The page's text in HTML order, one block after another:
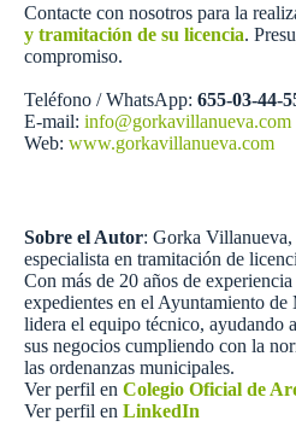
Contacte con nosotros para la
y tramitación de su licencia.
compromiso.
Teléfono / WhatsApp: 655-03-44-
E-mail: info@gorkavillanueva.com
Web: www.gorkavillanueva.com
Sobre el Autor: Gorka Villanueva,
especialista en tramitación de
Con más de 20 años de
expedientes en el Ayuntamiento
lidera el equipo técnico, ayudando
sus negocios cumpliendo con la
las ordenanzas municipales.
Ver perfil en Colegio Oficial de
Ver perfil en LinkedIn